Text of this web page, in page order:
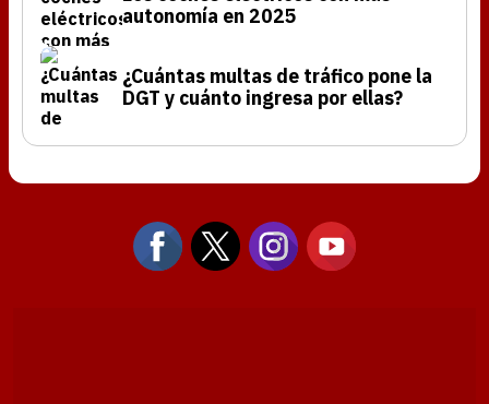
autonomía en 2025
¿Cuántas multas de tráfico pone la
DGT y cuánto ingresa por ellas?